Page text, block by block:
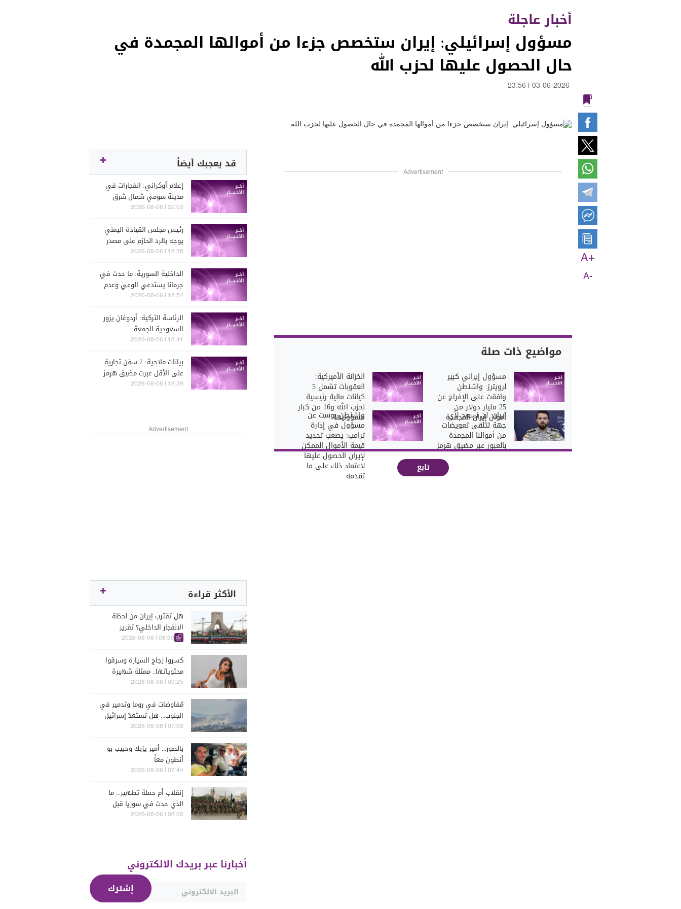
أخبار عاجلة
مسؤول إسرائيلي: إيران ستخصص جزءا من أموالها المجمدة في
حال الحصول عليها لحزب الله
03-06-2026
23:56
A+
A-
Advertisement
مواضيع ذات صلة
‏مسؤول إيراني كبير
لرويترز: واشنطن
وافقت على الإفراج عن
25 مليار دولار من
أموال إيران المجمدة
الخزانة الأميركية:
العقوبات تشمل 5
كيانات مالية رئيسية
لحزب الله و16 من كبار
مسؤوليها إيران: لن نسمح لأي
جهة تتلقى تعويضات
من أموالنا المجمدة
بالعبور عبر مضيق هرمز
واشنطن بوست عن
مسؤول في إدارة
ترامب: يصعب تحديد
قيمة الأموال الممكن
لإيران الحصول عليها
لاعتماد ذلك على ما
تقدمه
تابع
قد يعجبك أيضاً
إعلام أوكراني: انفجارات في
مدينة سومي شمال شرق
البلاد بالتزامن مع إعلان حالة
22:03 | 2026-08-06
رئيس مجلس القيادة اليمني
يوجه بالرد الحازم على مصدر
التهديدات الحوثية بعد
ومأرب
18:58 | 2026-08-06
الداخلية السورية: ما حدث في
جرمانا يستدعي الوعي وعدم
الانجرار وراء محاولات بث الفتنة
18:54 | 2026-08-06
الرئاسة التركية: أردوغان يزور
السعودية الجمعة
18:41 | 2026-08-06
بيانات ملاحية: 7 سفن تجارية
على الأقل عبرت مضيق هرمز
خلال الـ 24 ساعة الماضية
18:39 | 2026-08-06
Advertisement
الأكثر قراءة
هل تقترب إيران من لحظة
الانفجار الداخلي؟ تقرير
اسرائيلي يكشف الكواليس
08:30 | 2026-08-06
كسروا زجاج السيارة وسرقوا
محتوياتها.. ممثلة شهيرة
تتعرّض للسرقة في الرملة
00:25 | 2026-08-06
مُفاوضات في روما وتدمير في
الجنوب... هل تستعدّ إسرائيل
للحرب؟
07:00 | 2026-08-06
بالصور... أمير يزبك وحبيب بو
أنطون معاً
07:44 | 2026-08-06
إنقلاب أم حملة تطهير... ما
الذي حدث في سوريا قبل
يومين؟
08:00 | 2026-08-06
أخبارنا عبر بريدك الالكتروني
إشترك